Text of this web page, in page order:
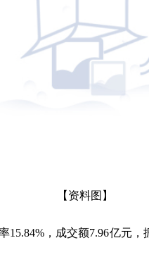
【资料图】
15.84%，成交额7.96亿元